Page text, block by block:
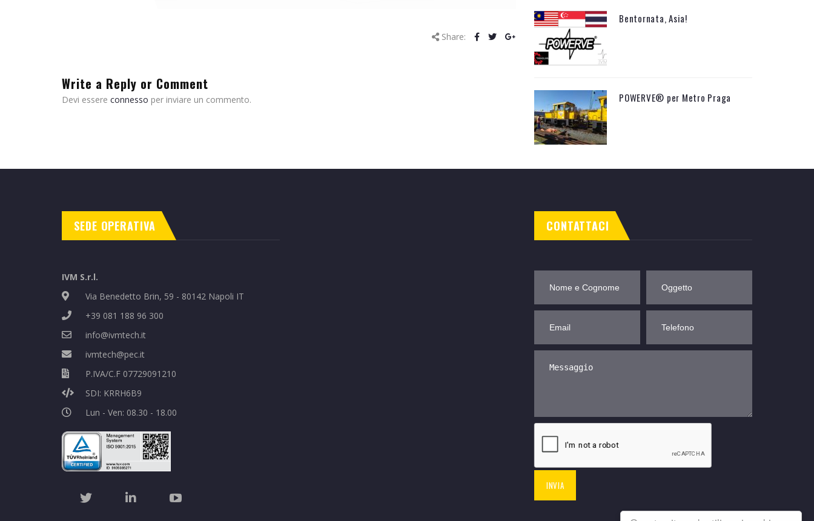
Share:
Write a Reply or Comment
Devi essere connesso per inviare un commento.
Bentornata, Asia!
POWERVE® per Metro Praga
SEDE OPERATIVA
IVM S.r.l.
Via Benedetto Brin, 59 - 80142 Napoli IT
+39 081 188 96 300
info@ivmtech.it
ivmtech@pec.it
P.IVA/C.F 07729091210
SDI: KRRH6B9
Lun - Ven: 08.30 - 18.00
CONTATTACI